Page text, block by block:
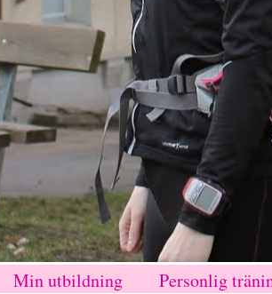
Min utbildning Personlig